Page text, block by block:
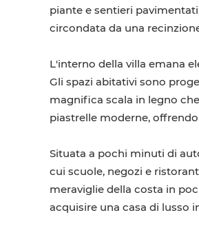
piante e sentieri
circondata da una
L'interno della villa emana
Gli spazi abitativi sono
magnifica scala in legno
piastrelle moderne,
Situata a pochi minuti di
cui scuole, negozi e
meraviglie della costa in
acquisire una casa di lusso